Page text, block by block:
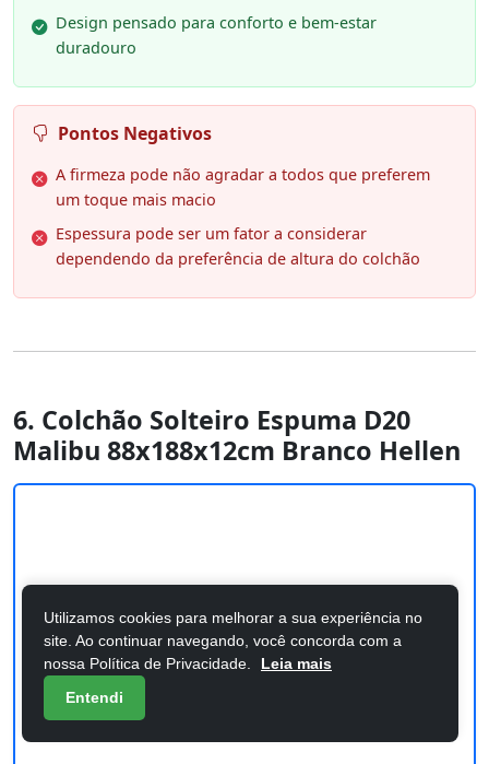
Design pensado para conforto e bem-estar
duradouro
Pontos Negativos
A firmeza pode não agradar a todos que preferem
um toque mais macio
Espessura pode ser um fator a considerar
dependendo da preferência de altura do colchão
6. Colchão Solteiro Espuma D20
Malibu 88x188x12cm Branco Hellen
Utilizamos cookies para melhorar a sua experiência no
site. Ao continuar navegando, você concorda com a
nossa Política de Privacidade.
Leia mais
Entendi